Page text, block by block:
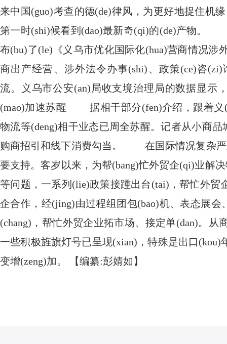
来中国(guo)考查的德(de)律风，为更好地捉住机
第一时(shi)候看到(dao)最新奇(qi)的(de)产物。
布(bu)了(le)《义乌市优化国际化(hua)营商情况涉
商出产经营、涉外法令办事(shi)、政策(ce)咨
流。义乌市公安(an)局收支境治理局的数据显
(mao)加速苏醒 据相干部分(fen)介绍，跟着义
物流等(deng)相干业态已周全苏醒。记者从小商
购商招引和线下消费勾当。 在国际情况复杂严
要支持。客岁以来，为帮(bang)忙外贸企(qi)业解
等问题，一系列(lie)政策接踵出台(tai)，帮忙外贸
企合作，经(jing)由过程组团包(bao)机、表态展
(chang)，帮忙外贸企业拓市场、接定单(dan)。从
一些积极旌旗灯号已呈现(xian)，特殊是出口
变增(zeng)加。 【编纂:彭婧如】